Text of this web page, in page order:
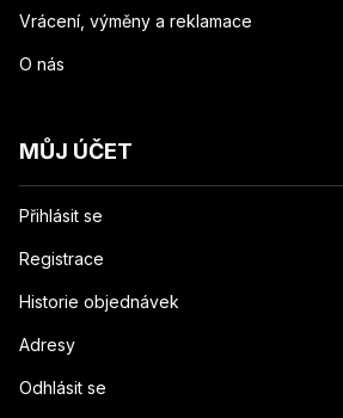
Vrácení, výměny a reklamace
O nás
MŮJ ÚČET
Přihlásit se
Registrace
Historie objednávek
Adresy
Odhlásit se